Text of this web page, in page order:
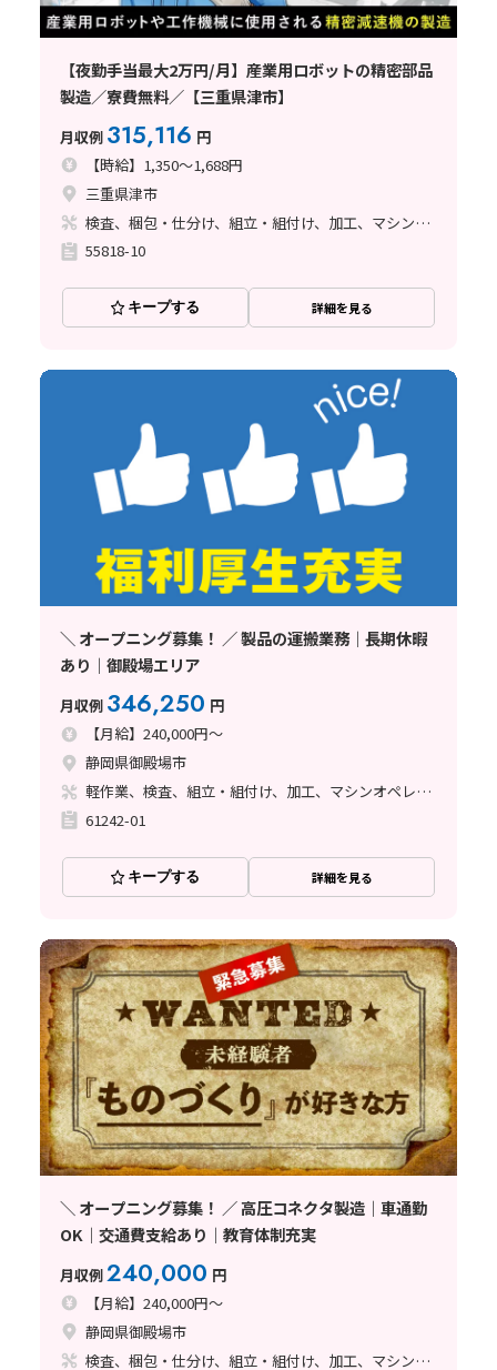
【夜勤手当最大2万円/月】産業用ロボットの精密部品
製造／寮費無料／【三重県津市】
月収例 315,116 円
【時給】1,350～1,688円
三重県津市
検査、梱包・仕分け、組立・組付け、加工、マシンオペレーター、清掃・洗浄、品質管理、ライン作業、バリ取り
55818-10
キープする 詳細を見る
＼ オープニング募集！ ／ 製品の運搬業務｜長期休暇
あり｜御殿場エリア
月収例 346,250 円
【月給】240,000円～
静岡県御殿場市
軽作業、検査、組立・組付け、加工、マシンオペレーター、立ち作業
61242-01
キープする 詳細を見る
＼ オープニング募集！ ／ 高圧コネクタ製造｜車通勤
OK｜交通費支給あり｜教育体制充実
月収例240,000 円
【月給】240,000円～
静岡県御殿場市
検査、梱包・仕分け、組立・組付け、加工、マシンオペレーター、清掃・洗浄、座り作業、立ち作業